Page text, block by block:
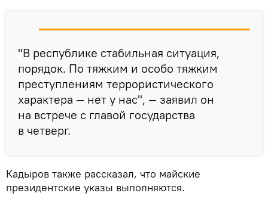
"В республике стабильная ситуация,
порядок. По тяжким и особо тяжким
преступлениям террористического
характера — нет у нас", — заявил он
на встрече с главой государства
в четверг.
Кадыров также рассказал, что майские
президентские указы выполняются.